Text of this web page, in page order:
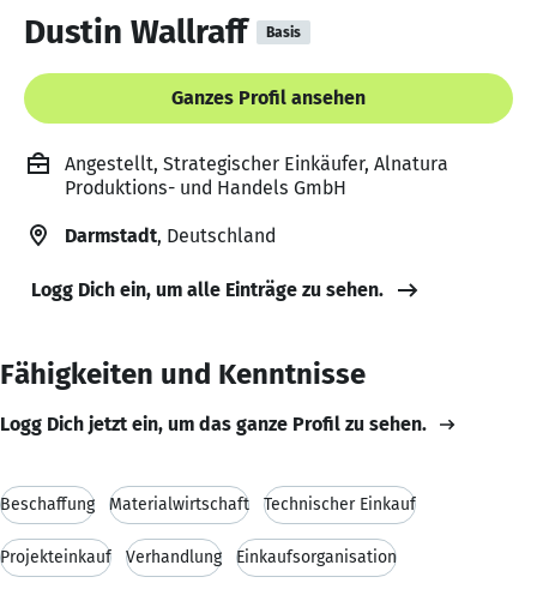
Dustin Wallraff Basis
Ganzes Profil ansehen
Angestellt, Strategischer Einkäufer, Alnatura
Produktions- und Handels GmbH
Darmstadt, Deutschland
Logg Dich ein, um alle Einträge zu sehen.
Fähigkeiten und Kenntnisse
Logg Dich jetzt ein, um das ganze Profil zu sehen.
Beschaffung Materialwirtschaft Technischer Einkauf
Projekteinkauf Verhandlung Einkaufsorganisation